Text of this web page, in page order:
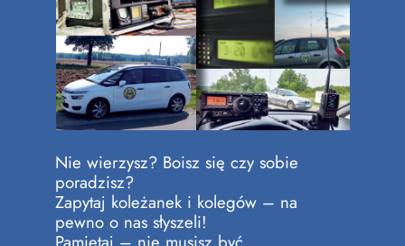
Nie wierzysz? Boisz się czy sobie
poradzisz?
Zapytaj koleżanek i kolegów – na
pewno o nas słyszeli!